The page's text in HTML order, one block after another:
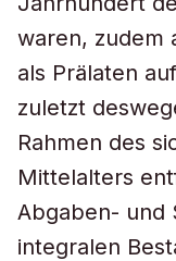
waren, zudem
als Prälaten
zuletzt
Rahmen des
Mittelalters
Abgaben- und
integralen